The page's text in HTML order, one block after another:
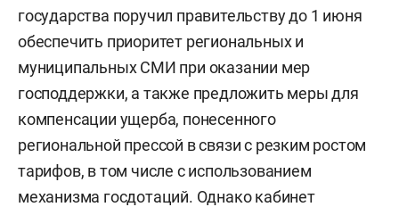
государства поручил правительству до 1 июня
обеспечить приоритет региональных и
муниципальных СМИ при оказании мер
господдержки, а также предложить меры для
компенсации ущерба, понесенного
региональной прессой в связи с резким ростом
тарифов, в том числе с использованием
механизма госдотаций. Однако кабинет